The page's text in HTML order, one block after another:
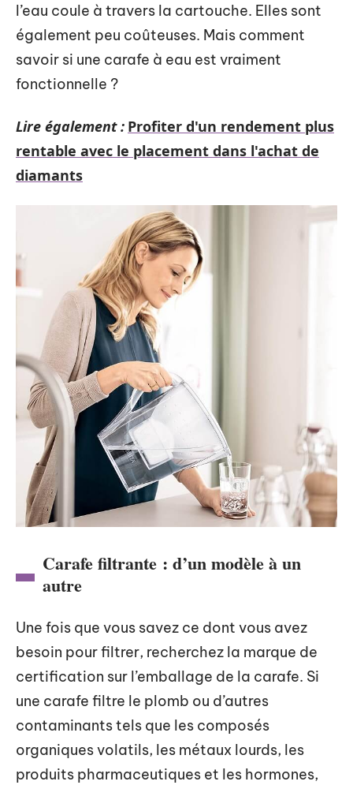
l’eau coule à travers la cartouche. Elles sont
également peu coûteuses. Mais comment
savoir si une carafe à eau est vraiment
fonctionnelle ?
Lire également : Profiter d'un rendement plus
rentable avec le placement dans l'achat de
diamants
Carafe filtrante : d’un modèle à un
autre
Une fois que vous savez ce dont vous avez
besoin pour filtrer, recherchez la marque de
certification sur l’emballage de la carafe. Si
une carafe filtre le plomb ou d’autres
contaminants tels que les composés
organiques volatils, les métaux lourds, les
produits pharmaceutiques et les hormones,